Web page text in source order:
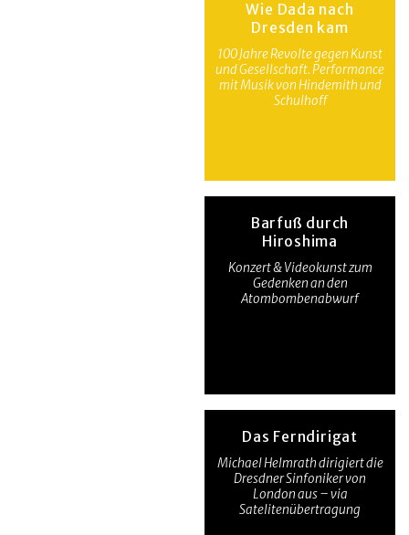
Wie Dada nach
Dresden kam
100 Jahre Revolte gegen Kunst
und Gesellschaft. Performance
mit Musik von Hindemith und
Schulhoff
Barfuß durch
Hiroshima
Konzert & Videokunst zum
Gedenken an den
Atombombenabwurf
Das Ferndirigat
Michael Helmrath dirigiert die
Dresdner Sinfoniker von
London aus – via
Satelitenübertragung